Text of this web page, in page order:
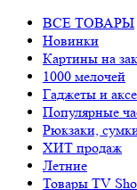
ВСЕ ТОВАРЫ
Новинки
Картины на
1000 мелочей
Гаджеты и
Популярные
Рюкзаки,
ХИТ продаж
Летние
Товары TV